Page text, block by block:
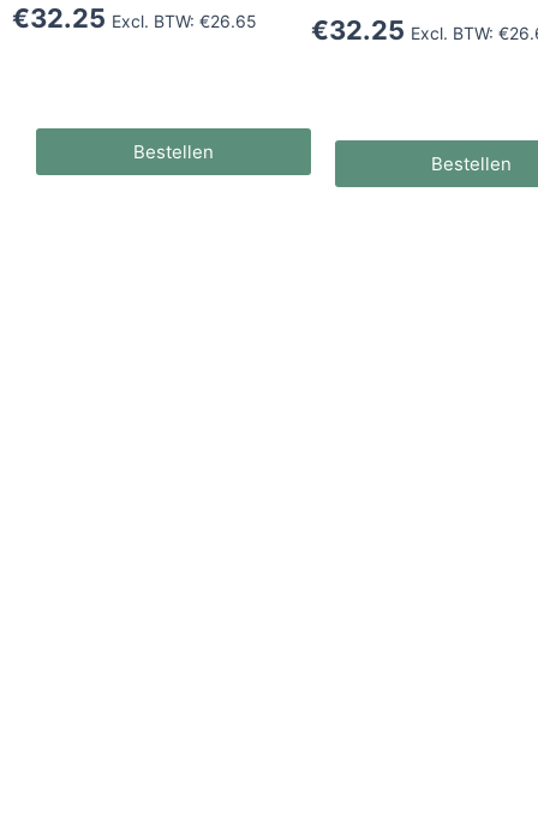
€32.25 Excl. BTW: €26.65
Bestellen
€32.25 Excl. BTW: €
Bestellen